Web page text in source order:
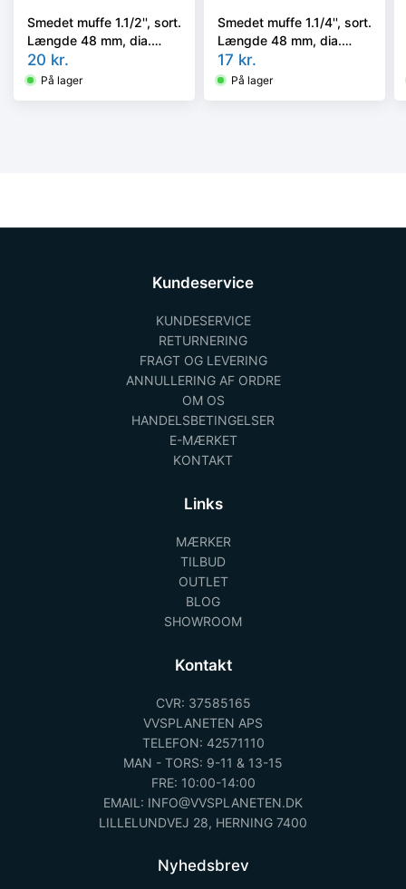
Smedet muffe 1.1/2'', sort.
Længde 48 mm, dia.
54,5 mm
20 kr.
På lager
Smedet muffe 1.1/4'', sort.
Længde 48 mm, dia.
48,3 mm
17 kr.
På lager
Kundeservice
KUNDESERVICE
RETURNERING
FRAGT OG LEVERING
ANNULLERING AF ORDRE
OM OS
HANDELSBETINGELSER
E-MÆRKET
KONTAKT
Links
MÆRKER
TILBUD
OUTLET
BLOG
SHOWROOM
Kontakt
CVR: 37585165
VVSPLANETEN APS
TELEFON: 42571110
MAN - TORS: 9-11 & 13-15
FRE: 10:00-14:00
EMAIL: INFO@VVSPLANETEN.DK
LILLELUNDVEJ 28, HERNING 7400
Nyhedsbrev